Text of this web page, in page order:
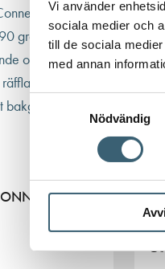
Vi använder
sociala medier och
till de sociala
med annan
Samtyckesval
Nödvändig
3/